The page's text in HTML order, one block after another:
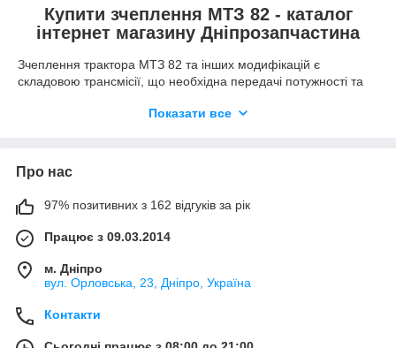
Купити зчеплення МТЗ 82 - каталог
інтернет магазину Дніпрозапчастина
Зчеплення трактора МТЗ 82 та інших модифікацій є
складовою трансмісії, що необхідна передачі потужності та
дозволяє сільськогосподарській техніці рушати без ривків.
Основу конструкції становить кошик, який включає натискний
розташовується між маховиком двигуна і натискним,
пристрою входять канавки, потрібні для очищення поверхонь
Запчастини на зчеплення МТЗ 1221,
Показати все
Про нас
97% позитивних з 162 відгуків за рік
Працює з 09.03.2014
м. Дніпро
вул. Орловська, 23, Дніпро, Україна
Контакти